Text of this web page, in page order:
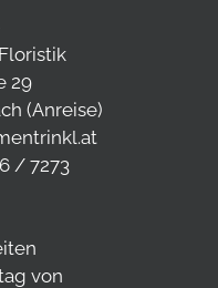
29
(Anreise)
/ 7273
von